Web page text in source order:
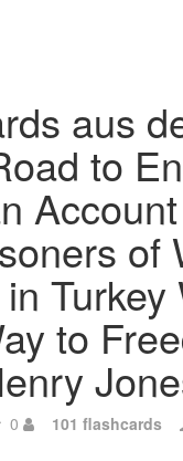
aus
to
of
Turkey
to
0 101 flashcards